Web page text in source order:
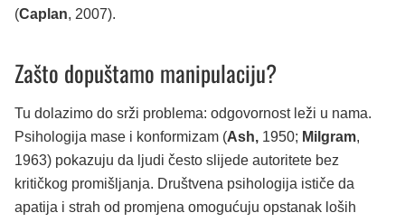
(Caplan, 2007).
Zašto dopuštamo manipulaciju?
Tu dolazimo do srži problema: odgovornost leži u nama.
Psihologija mase i konformizam (Ash, 1950; Milgram,
1963) pokazuju da ljudi često slijede autoritete bez
kritičkog promišljanja. Društvena psihologija ističe da
apatija i strah od promjena omogućuju opstanak loših